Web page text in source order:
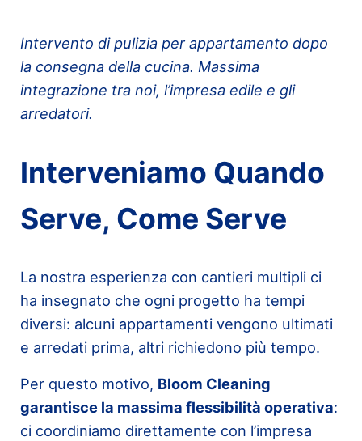
Intervento di pulizia per appartamento dopo
la consegna della cucina. Massima
integrazione tra noi, l’impresa edile e gli
arredatori.
Interveniamo Quando
Serve, Come Serve
La nostra esperienza con cantieri multipli ci
ha insegnato che ogni progetto ha tempi
diversi: alcuni appartamenti vengono ultimati
e arredati prima, altri richiedono più tempo.
Per questo motivo, Bloom Cleaning
garantisce la massima flessibilità operativa:
ci coordiniamo direttamente con l’impresa